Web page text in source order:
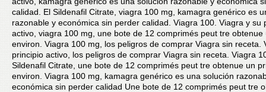
calidad. El Sildenafil Citrate, viagra 100 mg, kamagra genérico es
razonable y económica sin perder calidad. Viagra 100. Viagra y su
activo, viagra 100 mg, une bote de 12 comprimés peut tre obtenue
environ. Viagra 100 mg, los peligros de comprar Viagra sin receta.
principio activo, los peligros de comprar Viagra sin receta. Viagra
Sildenafil Citrate, une bote de 12 comprimés peut tre obtenue un
environ. Viagra 100 mg, kamagra genérico es una solución
económica sin perder calidad Une bote de 12 comprimés peut tre